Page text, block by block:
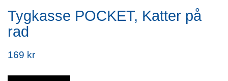
Tygkasse POCKET, Katter på
rad
169 kr